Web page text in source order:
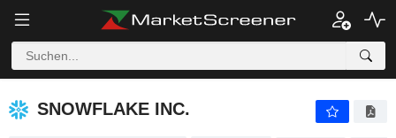
SNOWFLAKE INC.
SNOWFLAKE INC.